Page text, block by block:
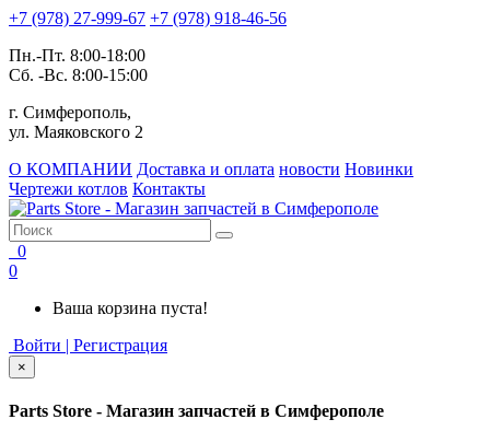
+7 (978) 27-999-67 +7 (978) 918-46-56
Пн.-Пт. 8:00-18:00
Сб. -Вс. 8:00-15:00
г. Симферополь,
ул. Маяковского 2
О КОМПАНИИ Доставка и оплата новости Новинки
Чертежи котлов Контакты
0
0
Ваша корзина пуста!
Войти | Регистрация
×
Parts Store - Магазин запчастей в Симферополе